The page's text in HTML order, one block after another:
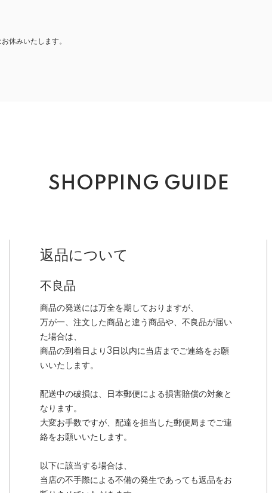
休みいたします。
SHOPPING GUIDE
返品について
不良品
商品の発送には万全を期しておりますが、
万が一、注文した商品と違う商品や、不良品が届い
た場合は、
商品の到着日より3日以内に当店までご連絡をお願
いいたします。
配送中の破損は、日本郵便による損害賠償の対象と
なります。
大変お手数ですが、配達を担当した郵便局までご連
絡をお願いいたします。
以下に該当する場合は、
当店の不手際による不備の発生であっても返品をお